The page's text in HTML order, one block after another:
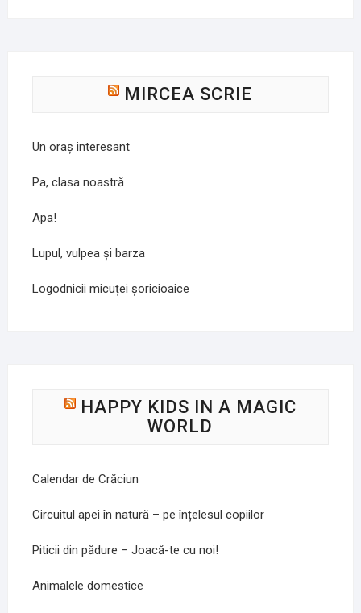
MIRCEA SCRIE
Un oraș interesant
Pa, clasa noastră
Apa!
Lupul, vulpea și barza
Logodnicii micuței șoricioaice
HAPPY KIDS IN A MAGIC
WORLD
Calendar de Crăciun
Circuitul apei în natură – pe înțelesul copiilor
Piticii din pădure – Joacă-te cu noi!
Animalele domestice